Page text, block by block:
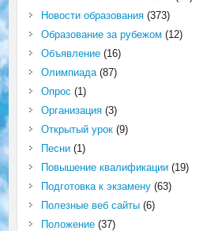
Новости образования(373)
Образование за рубежом (12)
Объявление(16)
Олимпиада(87)
Опрос (1)
Организация(3)
Открытый урок(9)
Песни(1)
Повышение квалификации(19)
Подготовка к экзамену(63)
Полезные веб сайты(6)
Положение(37)